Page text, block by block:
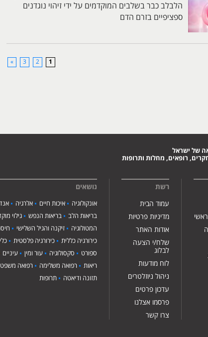
הלבלב כבר בשלבים המוקדמים על ידי זיהוי נוגדנים
ספציפיים בזרם הדם
1
2
3
»
של ישראל
רופאים, מחלות ותרופות
רשת
עמוד הבית
מדיניות פרטיות
אודות האתר
שלח/י הצעה
לבלוג
לוח מודעות
ניהול ניוזלטרים
עדכון פרטים
פרסמו אצלנו
צרו קשר
נושאים
אונקולוגיה איכות חיים אלרגיה
בריאות הלב
בריאות הנפש גילוי
המטולוגיה
זיקנה והגיל השלישי
כירורגיה כללית
כירורגיה פלסטית
ספורט
סקסולוגיה עור ומין עיניים
ריאות
רפואה משלימה רפואה
תזונה ודיאטה
תרופות